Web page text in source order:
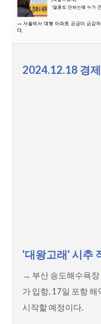
2024.12.18 경
'대왕고래' 시추
→ 부산 송도해수욕
가 입항, 17일 포항
시작할 예정이다.